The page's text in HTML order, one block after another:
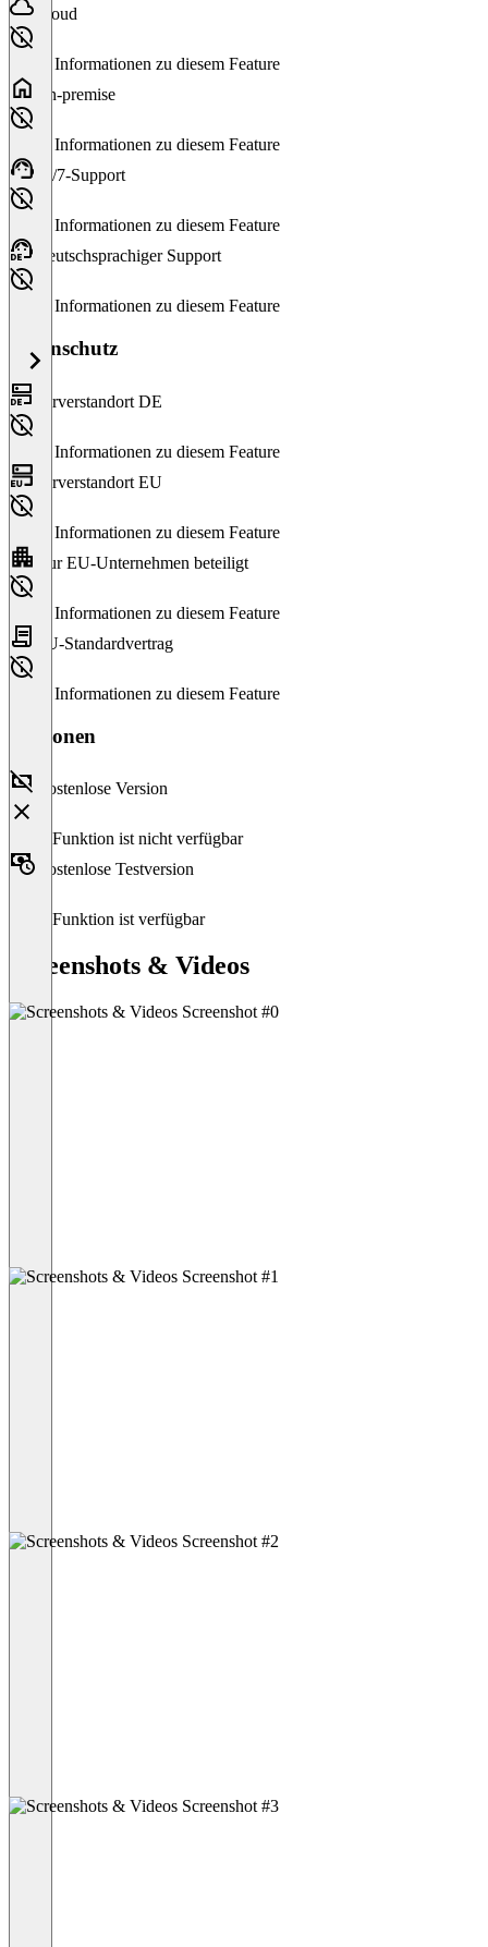
Cloud
Keine Informationen zu diesem Feature
On-premise
Keine Informationen zu diesem Feature
24/7-Support
Keine Informationen zu diesem Feature
Deutschsprachiger Support
Keine Informationen zu diesem Feature
Datenschutz
Serverstandort DE
Keine Informationen zu diesem Feature
Serverstandort EU
Keine Informationen zu diesem Feature
Nur EU-Unternehmen beteiligt
Keine Informationen zu diesem Feature
EU-Standardvertrag
Keine Informationen zu diesem Feature
Versionen
Kostenlose Version
Diese Funktion ist nicht verfügbar
Kostenlose Testversion
Diese Funktion ist verfügbar
Screenshots & Videos